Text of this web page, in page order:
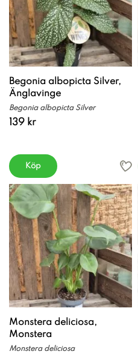
Begonia albopicta Silver,
Änglavinge
Begonia albopicta Silver
139 kr
Köp
Monstera deliciosa,
Monstera
Monstera deliciosa